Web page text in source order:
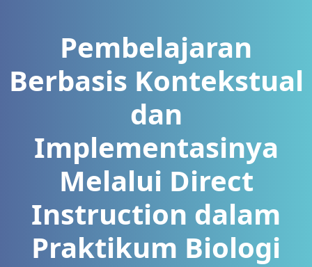
Pembelajaran
Berbasis Kontekstual
dan
Implementasinya
Melalui Direct
Instruction dalam
Praktikum Biologi